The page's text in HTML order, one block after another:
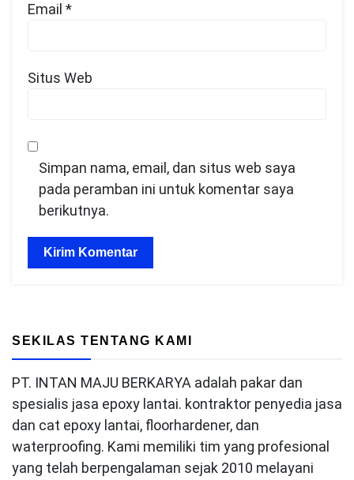
Email *
Situs Web
Simpan nama, email, dan situs web saya
pada peramban ini untuk komentar saya
berikutnya.
SEKILAS TENTANG KAMI
PT. INTAN MAJU BERKARYA adalah pakar dan
spesialis jasa epoxy lantai. kontraktor penyedia jasa
dan cat epoxy lantai, floorhardener, dan
waterproofing. Kami memiliki tim yang profesional
yang telah berpengalaman sejak 2010 melayani